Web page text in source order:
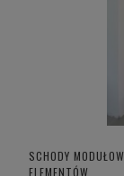
SCHODY
ELEMENTÓW